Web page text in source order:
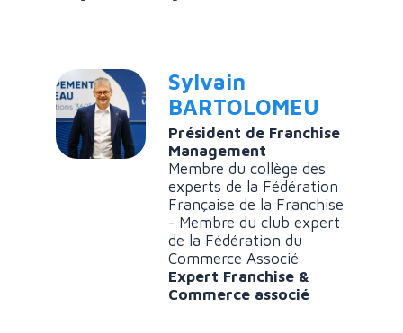
Sylvain
BARTOLOMEU
Président de Franchise
Management
Membre du collège des
experts de la Fédération
Française de la Franchise
- Membre du club expert
de la Fédération du
Commerce Associé
Expert Franchise &
Commerce associé